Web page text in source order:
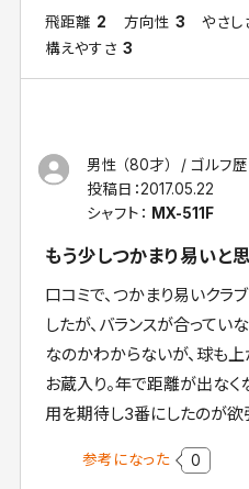
飛距離 2 方向性 3 やさし
構えやすさ 3
男性 （80才） ゴルフ
投稿日：2017.05.22
シャフト： MX-511F
もう少しつかまり易いと
口コミで、つかまり易いクラ
したが、バランスが合ってい
なのかわからないが、球も
お蔵入り。年で距離が出なく
用を期待し3番にしたのが欲
参考になった 0